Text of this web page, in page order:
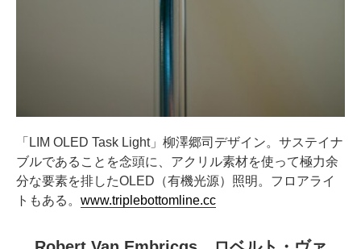
「LIM OLED Task Light」柳澤郷司デザイン。サステイナ
ブルであることを念頭に、アクリル素材を使って極力余
分な要素を排したOLED（有機光源）照明。フロアライ
トもある。 www.triplebottomline.cc